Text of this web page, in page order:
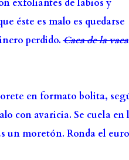
exfoliantes de labios y
éste es malo es quedarse
perdido.Caca de la vaca
en formato bolita,
con avaricia. Se cuela en
un moretón. Ronda el